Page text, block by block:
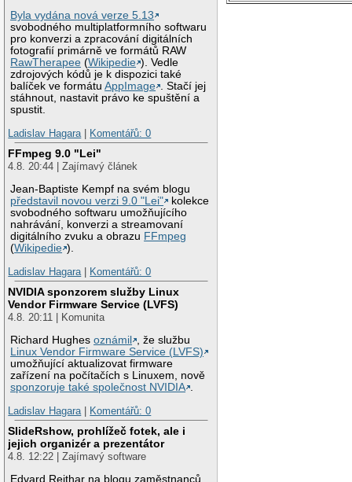
Byla vydána nová verze 5.13
svobodného multiplatformního softwaru
pro konverzi a zpracování digitálních
fotografií primárně ve formátů RAW
RawTherapee (Wikipedie ). Vedle
zdrojových kódů je k dispozici také
balíček ve formátuAppImage . Stačí jej
stáhnout, nastavit právo ke spuštění a
spustit.
Ladislav Hagara
Komentářů: 0
FFmpeg 9.0 "Lei"
4.8. 20:44 | Zajímavý článek
Jean-Baptiste Kempf na svém blogu
představil novou verzi 9.0 "Lei"
kolekce
svobodného softwaru umožňujícího
nahrávání, konverzi a streamovaní
digitálního zvuku a obrazu FFmpeg
(Wikipedie ).
Ladislav Hagara
Komentářů: 0
NVIDIA sponzorem služby Linux
Vendor Firmware Service (LVFS)
4.8. 20:11 | Komunita
Richard Hughesoznámil
, že službu
Linux Vendor Firmware Service (LVFS)
umožňující aktualizovat firmware
zařízení na počítačích s Linuxem, nově
sponzoruje také společnost NVIDIA .
Ladislav Hagara | Komentářů: 0
SlideRshow, prohlížeč fotek, ale i
jejich organizér a prezentátor
4.8. 12:22 | Zajímavý software
Edvard Rejthar na blogu zaměstnanců